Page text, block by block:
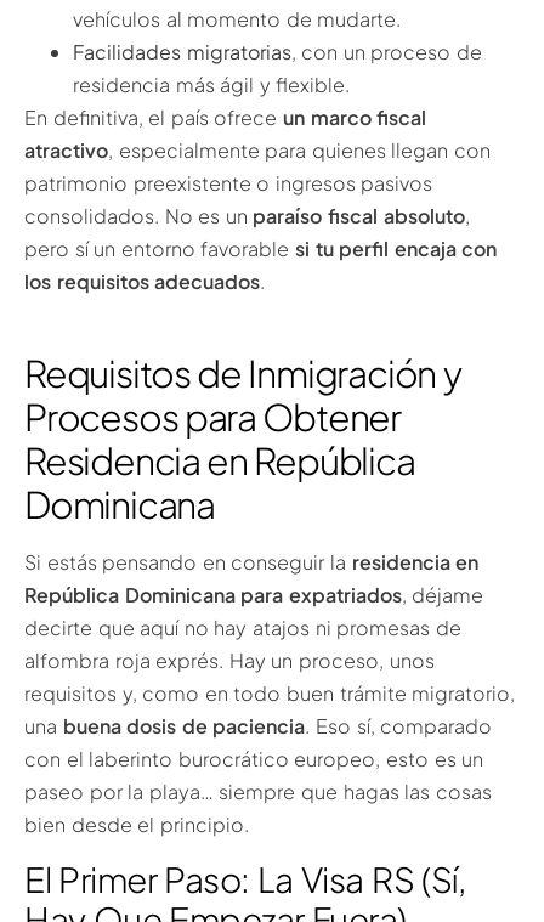
vehículos al momento de mudarte.
Facilidades migratorias, con un proceso de
residencia más ágil y flexible.
En definitiva, el país ofrece un marco fiscal
atractivo, especialmente para quienes llegan con
patrimonio preexistente o ingresos pasivos
consolidados. No es un paraíso fiscal absoluto,
pero sí un entorno favorable si tu perfil encaja con
los requisitos adecuados.
Requisitos de Inmigración y
Procesos para Obtener
Residencia en República
Dominicana
Si estás pensando en conseguir la residencia en
República Dominicana para expatriados, déjame
decirte que aquí no hay atajos ni promesas de
alfombra roja exprés. Hay un proceso, unos
requisitos y, como en todo buen trámite migratorio,
una buena dosis de paciencia. Eso sí, comparado
con el laberinto burocrático europeo, esto es un
paseo por la playa… siempre que hagas las cosas
bien desde el principio.
El Primer Paso: La Visa RS (Sí,